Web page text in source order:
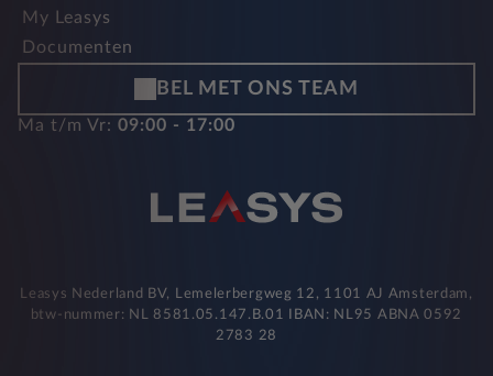
My Leasys
Documenten
BEL MET ONS TEAM
Ma t/m Vr: 09:00 - 17:00
Leasys Nederland BV, Lemelerbergweg 12, 1101 AJ Amsterdam,
btw-nummer: NL 8581.05.147.B.01 IBAN: NL95 ABNA 0592
2783 28